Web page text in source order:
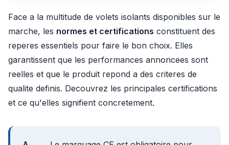
Face a la multitude de volets isolants disponibles sur le
marche, les normes et certifications constituent des
reperes essentiels pour faire le bon choix. Elles
garantissent que les performances annoncees sont
reelles et que le produit repond a des criteres de
qualite definis. Decouvrez les principales certifications
et ce qu'elles signifient concretement.